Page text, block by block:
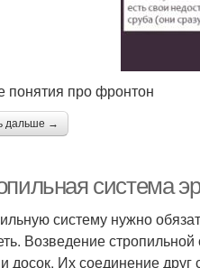
про фронтон
дальше →
система
систему нужно
Возведение
досок. Их соединение